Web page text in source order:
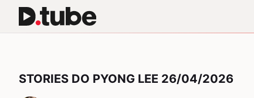
STORIES DO PYONG LEE 26/04/2026